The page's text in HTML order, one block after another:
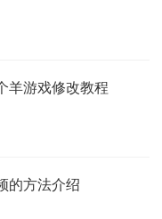
羊游戏修改教程
的方法介绍